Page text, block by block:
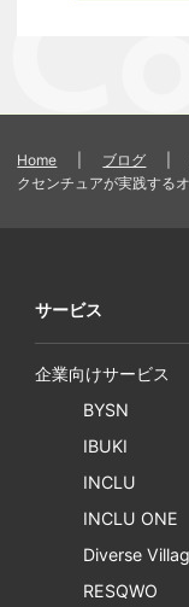
Home ブログ
クセンチュアが実践する
サービス
企業向けサービス
BYSN
IBUKI
INCLU
INCLU ONE
Diverse
RESQWO